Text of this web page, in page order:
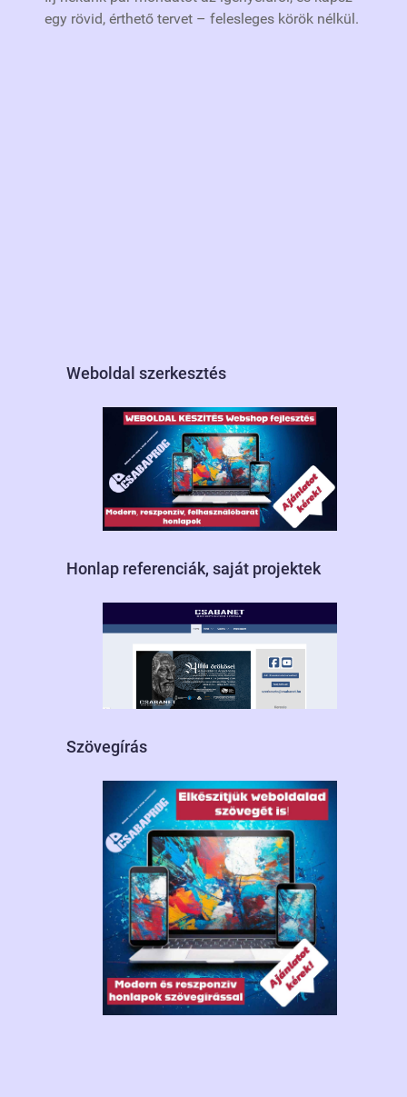
egy rövid, érthető tervet – felesleges körök nélkül.
Weboldal szerkesztés
Honlap referenciák, saját projektek
Szövegírás